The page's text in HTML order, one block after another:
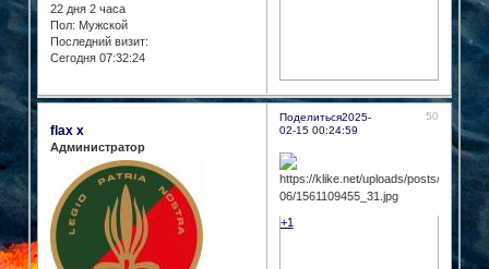
22 дня 2 часа
Пол: Мужской
Последний визит:
Сегодня 07:32:24
Поделиться 50
2025-
02-15 00:24:59
flax x
Администратор
+1